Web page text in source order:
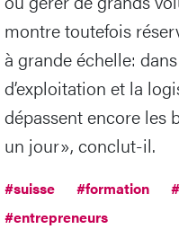
montre toutefois
à grande échelle:
d’exploitation et la
dépassent encore les
un jour», conclut-il.
#suisse #formation
#entrepreneurs